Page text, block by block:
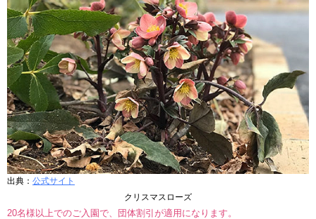
出典： 公式サイト
クリスマスローズ
20名様以上でのご入園で、団体割引が適用になります。